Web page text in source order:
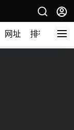
网址 排行榜